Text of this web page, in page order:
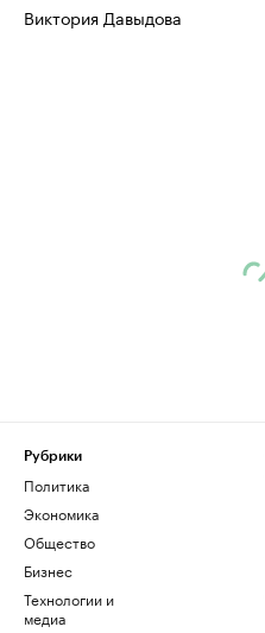
Виктория Давыдова
Рубрики
Политика
Экономика
Общество
Бизнес
Технологии и
медиа